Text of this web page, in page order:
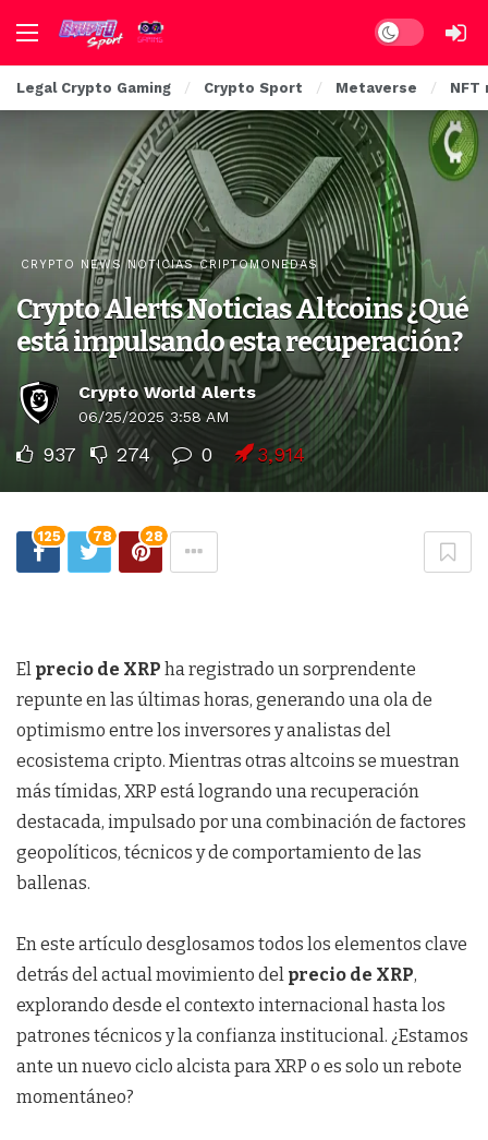
Dark mode
Legal Crypto Gaming Crypto Sport Metaverse NFT
CRYPTO NEWS NOTICIAS CRIPTOMONEDAS
Crypto Alerts Noticias Altcoins ¿Qué
está impulsando esta recuperación?
Crypto World Alerts
06/25/2025 3:58 AM
937 274 0 3,914
125 78 28
El precio de XRP ha registrado un sorprendente
repunte en las últimas horas, generando una ola de
optimismo entre los inversores y analistas del
ecosistema cripto. Mientras otras altcoins se muestran
más tímidas, XRP está logrando una recuperación
destacada, impulsado por una combinación de factores
geopolíticos, técnicos y de comportamiento de las
ballenas.
En este artículo desglosamos todos los elementos clave
detrás del actual movimiento del precio de XRP,
explorando desde el contexto internacional hasta los
patrones técnicos y la confianza institucional. ¿Estamos
ante un nuevo ciclo alcista para XRP o es solo un rebote
momentáneo?